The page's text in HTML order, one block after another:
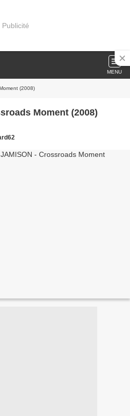
Publicité
MENU
(2008)
Moment (2008)